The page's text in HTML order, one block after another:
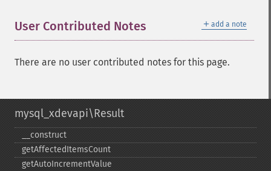
＋ add a note
User Contributed Notes
There are no user contributed notes for this page.
mysql_xdevapi\Result
_​_​construct
getAffectedItemsCount
getAutoIncrementValue